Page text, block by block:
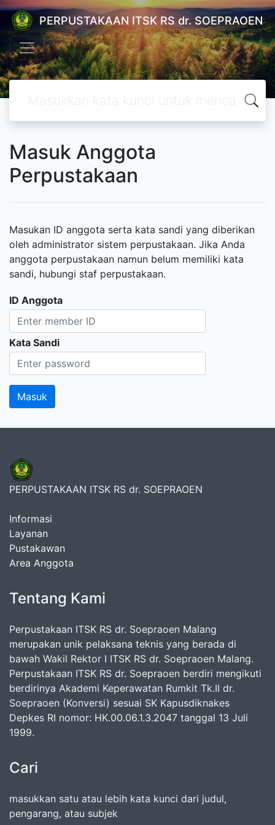
PERPUSTAKAAN ITSK RS dr. SOEPRAOEN
Masuk Anggota
Perpustakaan
Masukan ID anggota serta kata sandi yang diberikan
oleh administrator sistem perpustakaan. Jika Anda
anggota perpustakaan namun belum memiliki kata
sandi, hubungi staf perpustakaan.
ID Anggota
Kata Sandi
PERPUSTAKAAN ITSK RS dr. SOEPRAOEN
Informasi
Layanan
Pustakawan
Area Anggota
Tentang Kami
Perpustakaan ITSK RS dr. Soepraoen Malang
merupakan unik pelaksana teknis yang berada di
bawah Wakil Rektor I ITSK RS dr. Soepraoen Malang.
Perpustakaan ITSK RS dr. Soepraoen berdiri mengikuti
berdirinya Akademi Keperawatan Rumkit Tk.II dr.
Soepraoen (Konversi) sesuai SK Kapusdiknakes
Depkes RI nomor: HK.00.06.1.3.2047 tanggal 13 Juli
1999.
Cari
masukkan satu atau lebih kata kunci dari judul,
pengarang, atau subjek